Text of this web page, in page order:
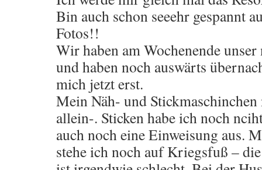
Bin auch schon seeehr gespannt
Fotos!!
Wir haben am Wochenende
und haben noch auswärts
mich jetzt erst.
Mein Näh- und
allein-. Sticken habe ich noch
auch noch eine Einweisung aus.
stehe ich noch auf Kriegsfuß –